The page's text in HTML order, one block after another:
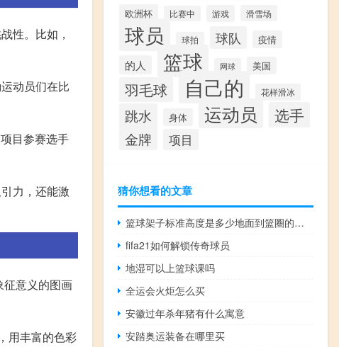
性。比如，
动员们在比
目参赛选手
力，还能激
意义的图画
用丰富的色彩
欧洲杯 比赛中 游戏 滑雪场
球员 球拍 球队 疫情
的人 篮球 网球 美国
羽毛球 自己的 花样滑冰
跳水 身体 运动员 选手
金牌 项目
猜你想看的文章
篮球架子标准高度是多少地面到篮圈的高度多少
fifa21如何解锁传奇球员
地湿可以上篮球课吗
全运会火炬怎么买
安徽过年杀年猪有什么寓意
安踏奥运装备在哪里买